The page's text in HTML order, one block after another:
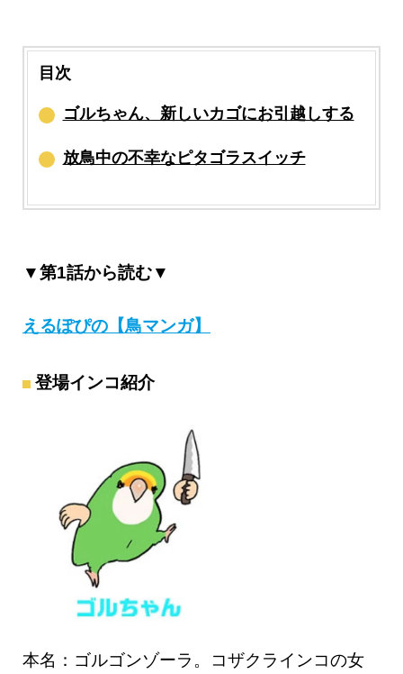
目次
ゴルちゃん、新しいカゴにお引越しする
放鳥中の不幸なピタゴラスイッチ
▼第1話から読む▼
えるぽぴの【鳥マンガ】
登場インコ紹介
本名：ゴルゴンゾーラ。コザクラインコの女